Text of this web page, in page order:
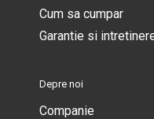
Cum sa cumpar
Garantie si
Depre noi
Companie